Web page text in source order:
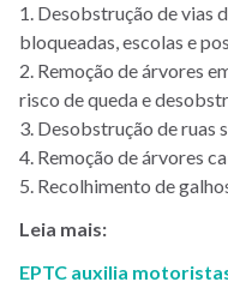
1. Desobstrução de vias
bloqueadas, escolas e
2. Remoção de árvores
risco de queda e
3. Desobstrução de ruas
4. Remoção de árvores
5. Recolhimento de
Leia mais:
EPTC auxilia